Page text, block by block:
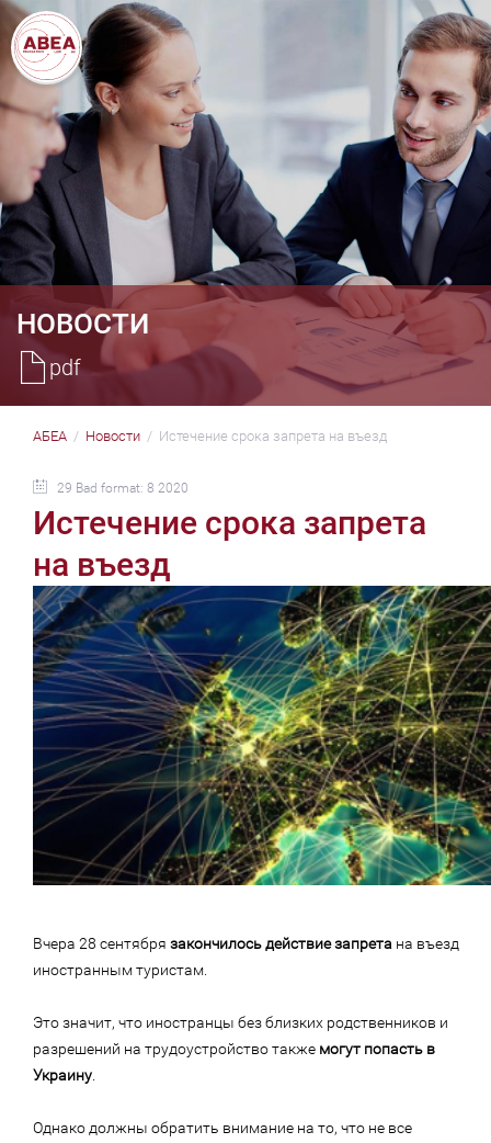
НОВОСТИ
pdf
АБЕА Новости Истечение срока запрета на въезд
29 Bad format: 8 2020
Истечение срока запрета
на въезд
Вчера 28 сентября закончилось действие запрета на въезд
иностранным туристам.
Это значит, что иностранцы без близких родственников и
разрешений на трудоустройство также могут попасть в
Украину
Однако должны обратить внимание на то, что не все